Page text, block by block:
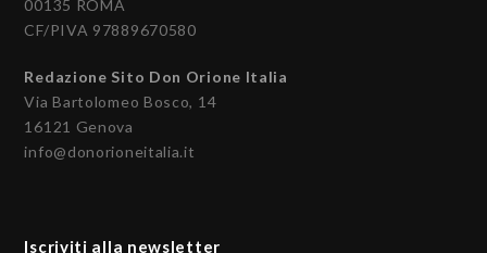
00135 ROMA
CF/PIVA 97889670580
Redazione Sito Don Orione Italia
Via Bartolomeo Bosco, 14
16121 Genova
info@donorioneitalia.it
Iscriviti alla newsletter